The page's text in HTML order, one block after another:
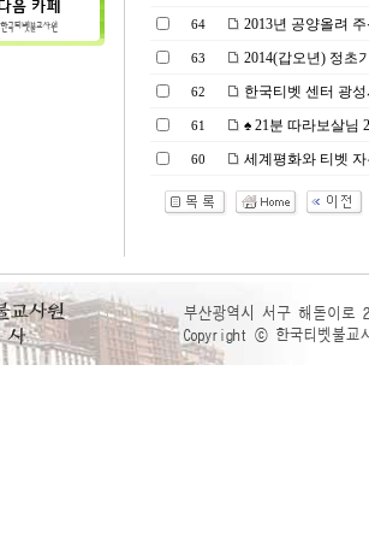
64 2013년 공양올려
63 2014(갑오년) 정초
62 한국티벳 센터 광
61 ♠ 21분 따라보살님
60 세계평화와 티벳